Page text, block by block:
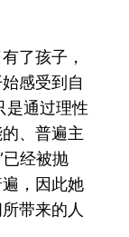
了孩子，
感受到自
是通过理性
、普遍主
已经被抛
，因此她
带来的人